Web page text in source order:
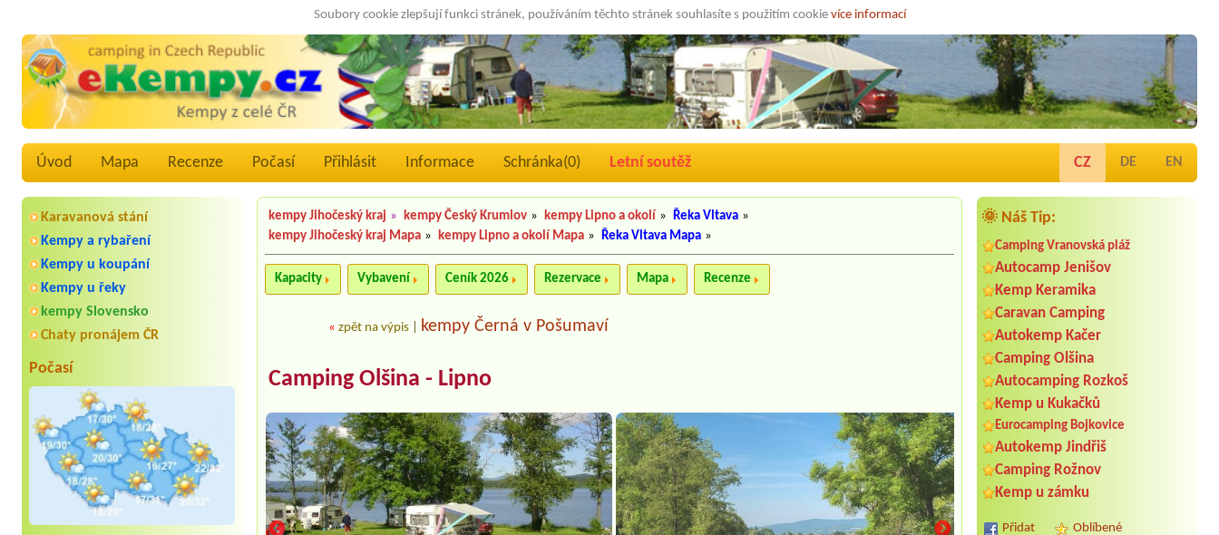
Soubory cookie zlepšují funkci stránek, používáním těchto stránek souhlasíte s použitím cookie více informací
Úvod Mapa Recenze Počasí Přihlásit Informace Schránka(0) Letní soutěž CZ DE EN
Karavanová stání
Kempy a rybaření
Kempy u koupání
Kempy u řeky
kempy Slovensko
Chaty pronájem ČR
Počasí
🌞 Náš Tip:
Camping Vranovská pláž
Autocamp Jenišov
Kemp Keramika
Caravan Camping
Autokemp Kačer
Camping Olšina
Autocamping Rozkoš
Kemp u Kukačků
Eurocamping Bojkovice
Autokemp Jindřiš
Camping Rožnov
Kemp u zámku
Přidat Oblíbené
Termín od 2026-08-14 |
Dřenice
4 Zelte für 4 Personen
Resort a Kemp****
kempy Jihočeský kraj » kempy Český Krumlov » kempy Lipno a okolí » Řeka Vltava »
kempy Jihočeský kraj Mapa » kempy Lipno a okolí Mapa » Řeka Vltava Mapa »
Kapacity Vybavení Ceník 2026 Rezervace Mapa Recenze
«zpět na výpis kempy Černá v Pošumaví
Camping Olšina - Lipno